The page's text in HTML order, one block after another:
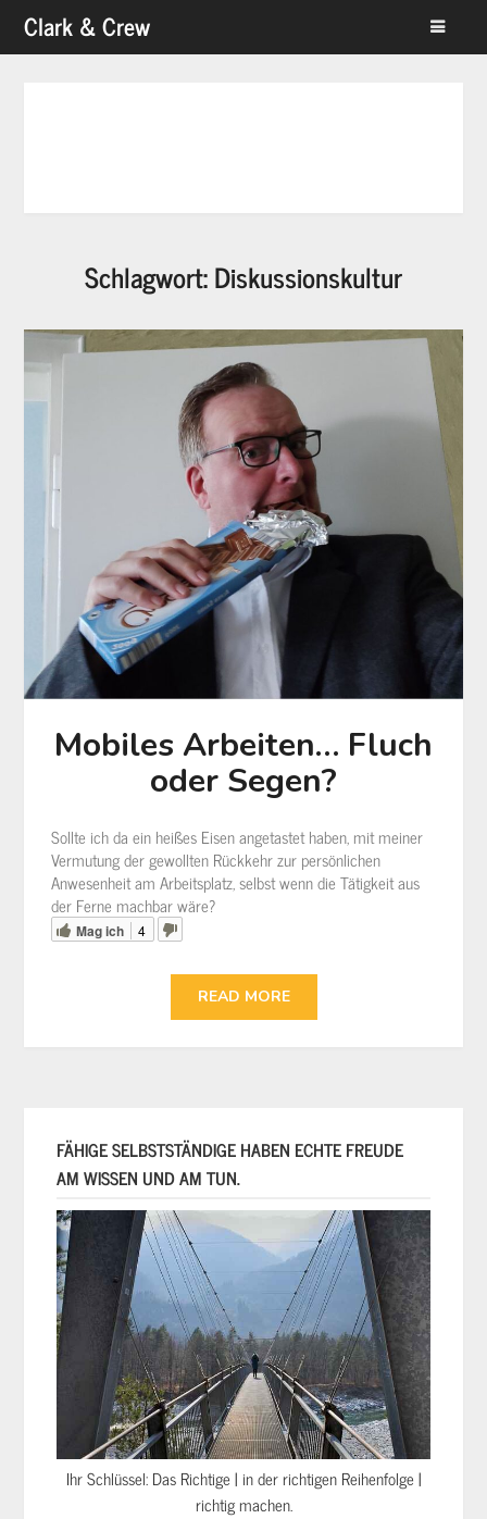
SkipClark & Crew
Schlagwort:Diskussionskultur
Mobiles Arbeiten… Fluch
oder Segen?
Sollte ich da ein heißes Eisen angetastet haben, mit meiner
Vermutung der gewollten Rückkehr zur persönlichen
Anwesenheit am Arbeitsplatz, selbst wenn die Tätigkeit aus
der Ferne machbar wäre?
Mag ich 4
READ MORE
FÄHIGE SELBSTSTÄNDIGE HABEN ECHTE FREUDE
AM WISSEN UND AM TUN.
Ihr Schlüssel: Das Richtige | in der richtigen Reihenfolge |
richtig machen.